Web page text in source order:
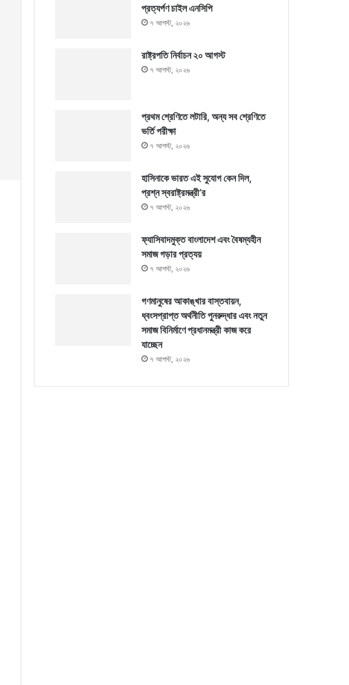
প্রত্যর্পণ চাইল এনসিপি
৭ আগস্ট, ২০২৬
রাষ্ট্রপতি নির্বাচন ২০ আগস্ট
৭ আগস্ট, ২০২৬
প্রথম শ্রেণিতে লটারি, অন্য সব শ্রেণিতে
ভর্তি পরীক্ষা
৭ আগস্ট, ২০২৬
হাসিনাকে ভারত এই সুযোগ কেন দিল,
প্রশ্ন স্বরাষ্ট্রমন্ত্রী’র
৭ আগস্ট, ২০২৬
ফ্যাসিবাদমুক্ত বাংলাদেশ এবং বৈষম্যহীন
সমাজ গড়ার প্রত্যয়
৭ আগস্ট, ২০২৬
গণমানুষের আকাঙ্খার বাস্তবায়ন,
ধ্বংসপ্রাপ্ত অর্থনীতি পুনরুদ্ধার এবং নতুন
সমাজ বিনির্মাণে প্রধানমন্ত্রী কাজ করে
যাচ্ছেন
৭ আগস্ট, ২০২৬